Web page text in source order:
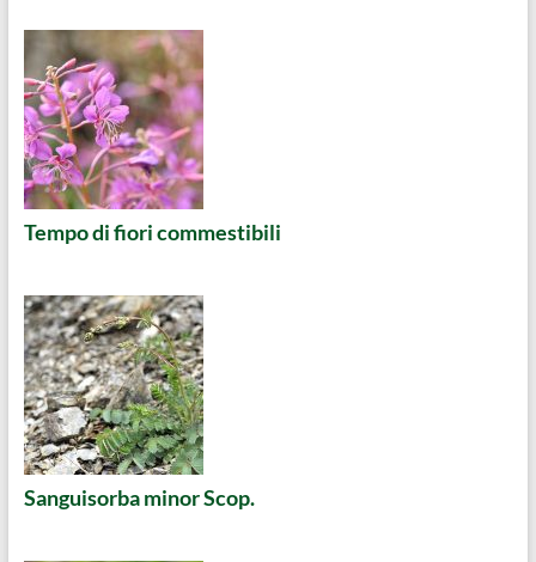
Tempo di fiori commestibili
Sanguisorba minor Scop.